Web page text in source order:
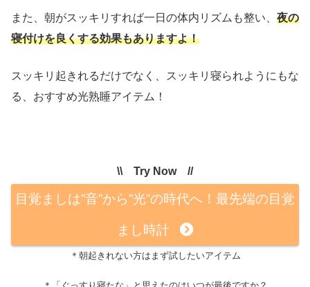
また、朝がスッキリすれば一日の体内リズムも整い、 夜の
寝付けを良くする効果もありますよ！
スッキリ起きれるだけでなく、スッキリ寝られようにもな
る、おすすめ光熟睡アイテム！
\\ Try Now //
目覚ましは”音”から”光”の時代へ！最先端の目覚
まし時計
＊朝起きれない方はまず試したいアイテム